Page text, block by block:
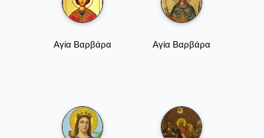
Αγία Βαρβάρα Αγία Βαρβάρα